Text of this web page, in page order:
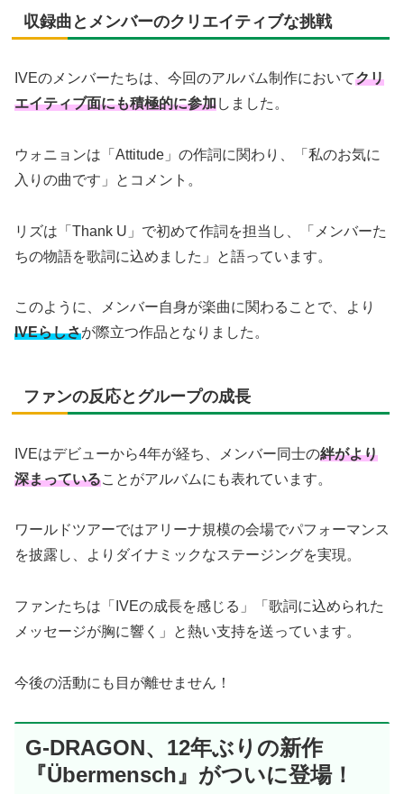
収録曲とメンバーのクリエイティブな挑戦
IVEのメンバーたちは、今回のアルバム制作においてクリ
エイティブ面にも積極的に参加しました。
ウォニョンは「Attitude」の作詞に関わり、「私のお気に
入りの曲です」とコメント。
リズは「Thank U」で初めて作詞を担当し、「メンバーた
ちの物語を歌詞に込めました」と語っています。
このように、メンバー自身が楽曲に関わることで、より
IVEらしさが際立つ作品となりました。
ファンの反応とグループの成長
IVEはデビューから4年が経ち、メンバー同士の絆がより
深まっていることがアルバムにも表れています。
ワールドツアーではアリーナ規模の会場でパフォーマンス
を披露し、よりダイナミックなステージングを実現。
ファンたちは「IVEの成長を感じる」「歌詞に込められた
メッセージが胸に響く」と熱い支持を送っています。
今後の活動にも目が離せません！
G-DRAGON、12年ぶりの新作
『Übermensch』がついに登場！